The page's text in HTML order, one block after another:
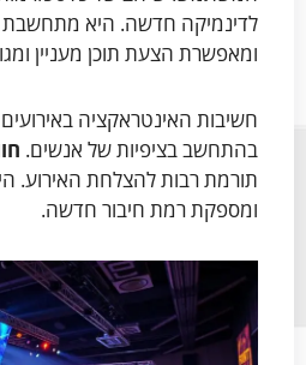
לדינמיקה חדשה. היא
ומאפשרת הצעת תוכן מעניין
חשיבות האינטראקציה
בהתחשב בציפיות של אנשים.
תורמת רבות להצלחת האירוע.
ומספקת רמת חיבור חדשה.